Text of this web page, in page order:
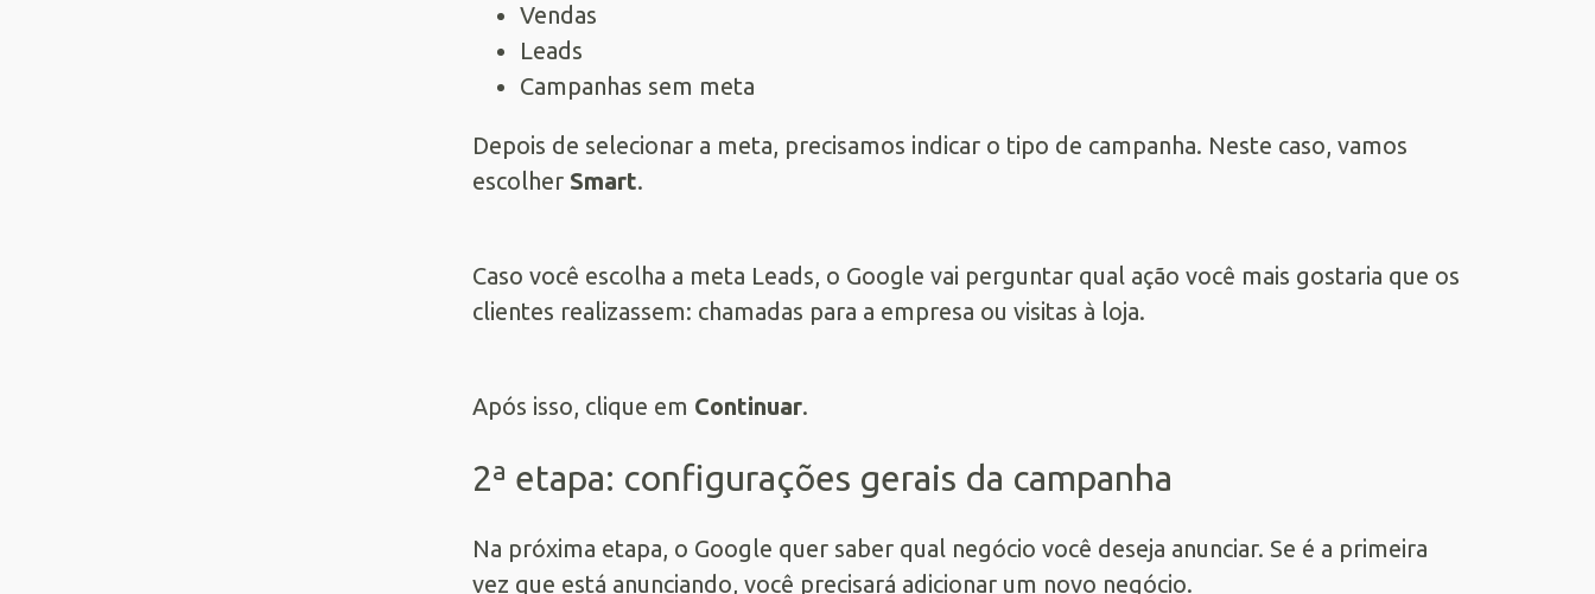
Vendas
Leads
Campanhas sem meta
Depois de selecionar a meta, precisamos indicar o tipo de campanha. Neste caso, vamos
escolher Smart.
Caso você escolha a meta Leads, o Google vai perguntar qual ação você mais gostaria que os
clientes realizassem: chamadas para a empresa ou visitas à loja.
Após isso, clique em Continuar.
2ª etapa: configurações gerais da campanha
Na próxima etapa, o Google quer saber qual negócio você deseja anunciar. Se é a primeira
vez que está anunciando, você precisará adicionar um novo negócio.